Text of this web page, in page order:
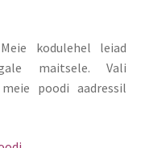
kodulehel leiad
maitsele. Vali
poodi aadressil